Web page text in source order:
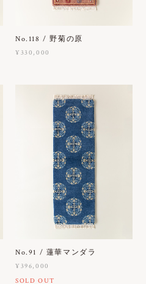
No.118 / 野菊の原
¥330,000
No.91 / 蓮華マンダラ
¥396,000
SOLD OUT